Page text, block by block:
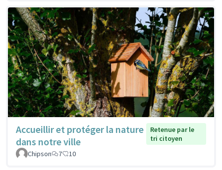
Accueillir et protéger la nature
dans notre ville
Retenue par le
tri citoyen
Chipson
7 10